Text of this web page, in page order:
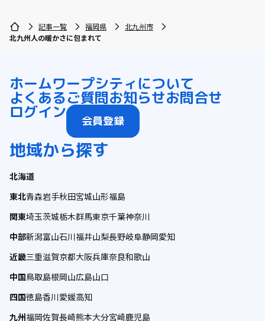
記事一覧 福岡県
北九州市
北九州人の暖かさに包まれて
ホームワープシティについて
よくあるご質問お知らせお問合せ
ログイン 会員登録
地域から探す
北海道
東北青森岩手秋田宮城山形福島
関東埼玉茨城栃木群馬東京千葉神奈川
中部新潟富山石川福井山梨長野岐阜静岡愛知
近畿三重滋賀京都大阪兵庫奈良和歌山
中国鳥取島根岡山広島山口
四国徳島香川愛媛高知
九州福岡佐賀長崎熊本大分宮崎鹿児島